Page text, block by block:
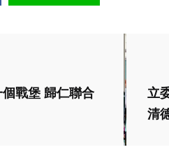
戰堡 歸仁聯合
立
清
生活
財經及消費
「建設e鍵通」首
導入AI應用！中市